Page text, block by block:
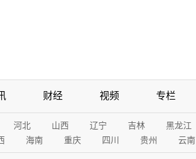
财经 视频 专栏
河北 山西 辽宁 吉林 黑龙江
海南 重庆 四川 贵州 云南